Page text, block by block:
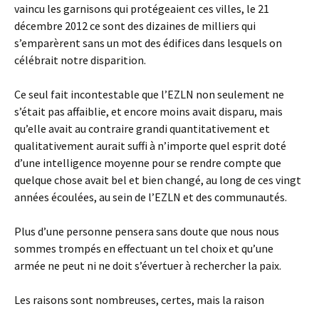
vaincu les garnisons qui protégeaient ces villes, le 21
décembre 2012 ce sont des dizaines de milliers qui
s’emparèrent sans un mot des édifices dans lesquels on
célébrait notre disparition.
Ce seul fait incontestable que l’EZLN non seulement ne
s’était pas affaiblie, et encore moins avait disparu, mais
qu’elle avait au contraire grandi quantitativement et
qualitativement aurait suffi à n’importe quel esprit doté
d’une intelligence moyenne pour se rendre compte que
quelque chose avait bel et bien changé, au long de ces vingt
années écoulées, au sein de l’EZLN et des communautés.
Plus d’une personne pensera sans doute que nous nous
sommes trompés en effectuant un tel choix et qu’une
armée ne peut ni ne doit s’évertuer à rechercher la paix.
Les raisons sont nombreuses, certes, mais la raison